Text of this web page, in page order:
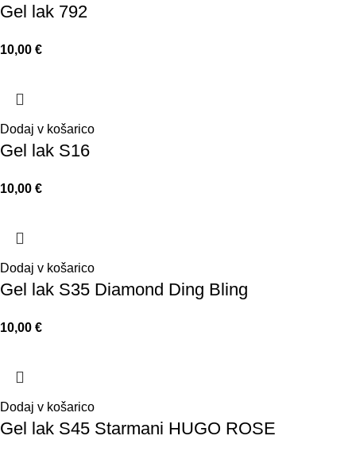
Gel lak 792
10,00€
Dodaj v košarico
Gel lak S16
10,00€
Dodaj v košarico
Gel lak S35 Diamond Ding Bling
10,00€
Dodaj v košarico
Gel lak S45 Starmani HUGO ROSE